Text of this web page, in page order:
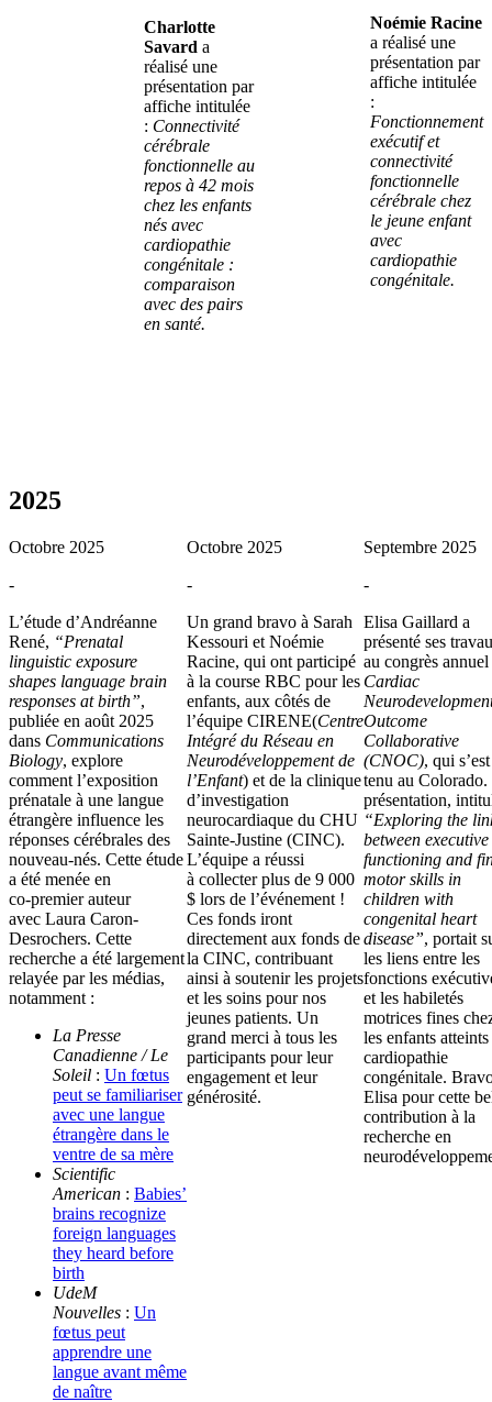
Charlotte
Savard a
réalisé une
présentation par
affiche intitulée
: Connectivité
cérébrale
fonctionnelle au
repos à 42 mois
chez les enfants
nés avec
cardiopathie
congénitale :
comparaison
avec des pairs
en santé.
Noémie Racine
a réalisé une
présentation par
affiche intitulée
:
Fonctionnement
exécutif et
connectivité
fonctionnelle
cérébrale chez
le jeune enfant
avec
cardiopathie
congénitale.
2025
Octobre 2025
-
L’étude d’Andréanne
René, “Prenatal
linguistic exposure
shapes language brain
responses at birth”,
publiée en août 2025
dans Communications
Biology, explore
comment l’exposition
prénatale à une langue
étrangère influence les
réponses cérébrales des
nouveau-nés. Cette étude
a été menée en
co‑premier auteur
avec Laura Caron-
Desrochers. Cette
recherche a été largement
relayée par les médias,
notamment :
La Presse
Canadienne / Le
Soleil : Un fœtus
peut se familiariser
avec une langue
étrangère dans le
ventre de sa mère
Scientific
American : Babies’
brains recognize
foreign languages
they heard before
birth
UdeM
Nouvelles : Un
fœtus peut
apprendre une
langue avant même
de naître
Octobre 2025
-
Un grand bravo à Sarah
Kessouri et Noémie
Racine, qui ont participé
à la course RBC pour les
enfants, aux côtés de
l’équipe CIRENE(Centre
Intégré du Réseau en
Neurodéveloppement de
l’Enfant) et de la clinique
d’investigation
neurocardiaque du CHU
Sainte-Justine (CINC).
L’équipe a réussi
à collecter plus de 9 000
$ lors de l’événement !
Ces fonds iront
directement aux fonds de
la CINC, contribuant
ainsi à soutenir les projets
et les soins pour nos
jeunes patients. Un
grand merci à tous les
participants pour leur
engagement et leur
générosité.
Septembre 2025
-
Elisa Gaillard a
présenté ses
au congrès
Cardiac
Outcome
Collaborative
(CNOC), qui s’est
tenu au Colorado.
présentation,
“Exploring the
between executive
functioning and
motor skills in
children with
congenital heart
disease”, portait
les liens entre les
fonctions
et les habiletés
motrices fines
les enfants atteints
cardiopathie
congénitale.
Elisa pour cette
contribution à la
recherche en